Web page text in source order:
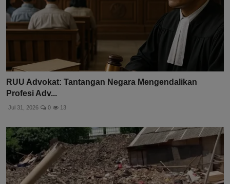
RUU Advokat: Tantangan Negara Mengendalikan
Profesi Adv...
Jul 31, 2026 0 13